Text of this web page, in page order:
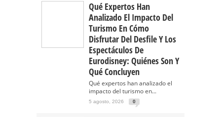
Qué Expertos Han
Analizado El Impacto Del
Turismo En Cómo
Disfrutar Del Desfile Y Los
Espectáculos De
Eurodisney: Quiénes Son Y
Qué Concluyen
Qué expertos han analizado el
impacto del turismo en...
5 agosto, 2026 0